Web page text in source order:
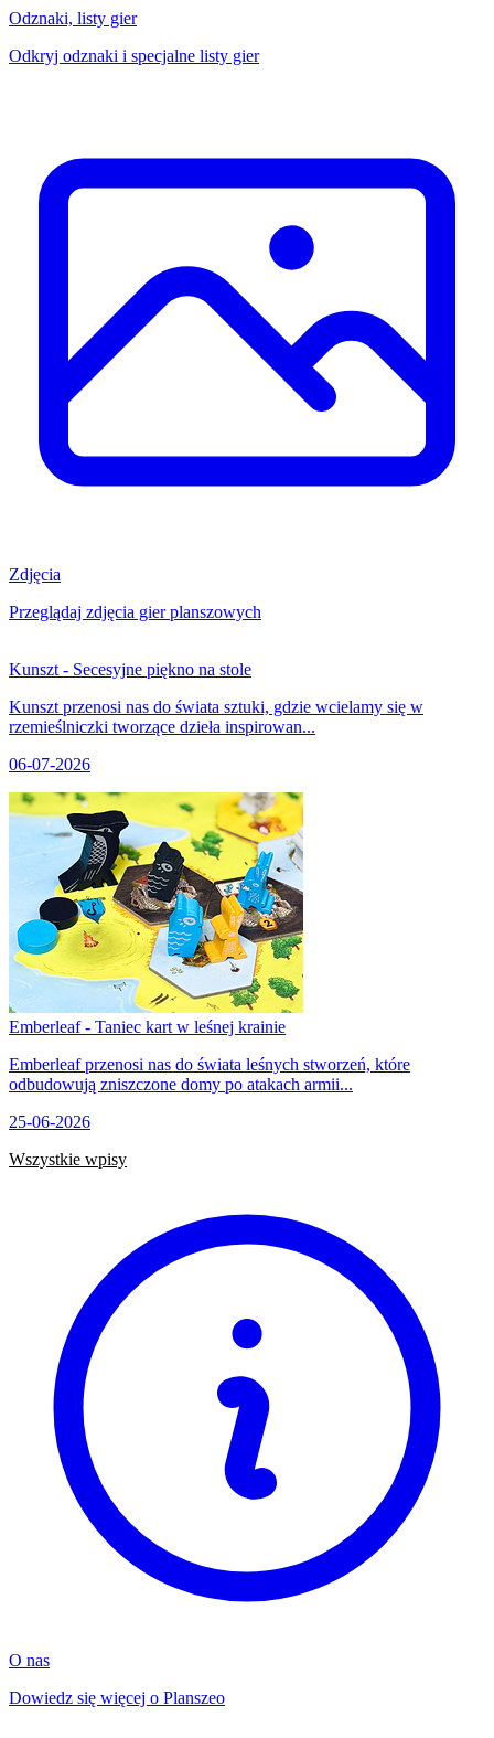
Odznaki, listy gier
Odkryj odznaki i specjalne listy gier
Zdjęcia
Przeglądaj zdjęcia gier planszowych
Kunszt - Secesyjne piękno na stole
Kunszt przenosi nas do świata sztuki, gdzie wcielamy się w
rzemieślniczki tworzące dzieła inspirowan...
06-07-2026
Emberleaf - Taniec kart w leśnej krainie
Emberleaf przenosi nas do świata leśnych stworzeń, które
odbudowują zniszczone domy po atakach armii...
25-06-2026
Wszystkie wpisy
O nas
Dowiedz się więcej o Planszeo